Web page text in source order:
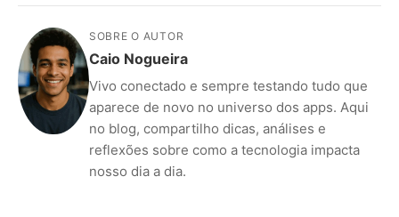
SOBRE O AUTOR
Caio Nogueira
Vivo conectado e sempre testando tudo que
aparece de novo no universo dos apps. Aqui
no blog, compartilho dicas, análises e
reflexões sobre como a tecnologia impacta
nosso dia a dia.